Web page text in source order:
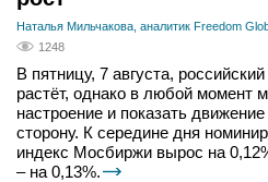
Наталья Мильчакова, аналитик Freedom
1248
В пятницу, 7 августа,
растёт, однако в любой момент
настроение и показать
сторону. К середине дня
индекс Мосбиржи вырос на
– на 0,13%.